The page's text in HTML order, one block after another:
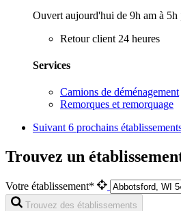
Ouvert aujourd'hui de 9h am à 5h
Retour client 24 heures
Services
Camions de déménagement
Remorques et remorquage
Suivant 6 prochains
Trouvez un
Votre établissement*
Trouvez des établissements